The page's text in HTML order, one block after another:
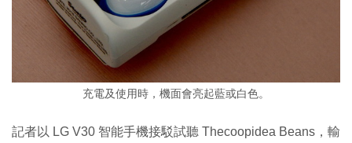
充電及使用時，機面會亮起藍或白色。
記者以 LG V30 智能手機接駁試聽 Thecoopidea Beans，輸